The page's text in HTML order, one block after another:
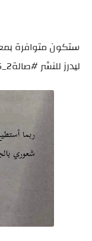
ستكون متوافرة
ليدرز للنشر #صالة2_C6